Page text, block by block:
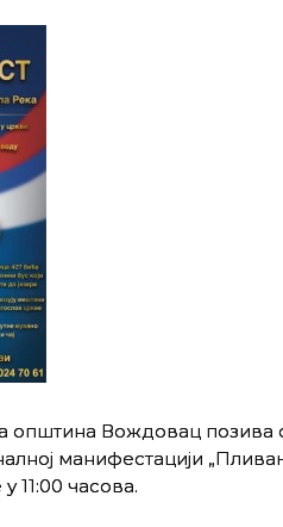
општина Вождовац позива
манифестацији
11:00 часова.